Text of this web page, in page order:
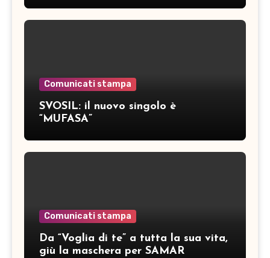
Comunicati stampa
SVOSIL: il nuovo singolo è
“MUFASA”
Comunicati stampa
Da “Voglia di te” a tutta la sua vita,
giù la maschera per SAMAR